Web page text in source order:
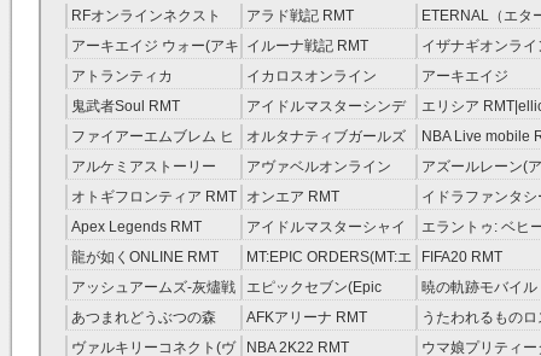
RFオンラインネクスト
RMT
アラド戦記 RMT
ETERNAL（エタ
RMT
アーキエイジ ウォー(アキ
ウオ) RMT
イルーナ戦記 RMT
イザナギオンライ
アトランティカ
RMT|Atlantica RMT
イカロスオンライン
RMT（予約制）
アーキエイジ
RMT|ArcheAge
約制）
鬼武者Soul RMT
アイドルマスターシンデ
レラガールズ(モバマス)
RMT
エリシア
RMT
ファイアーエムブレム ヒ
ーローズ(FEヒーローズ)
RMT
オルタナティブガールズ
RMT
NBA Live mobile
アルケミアストーリー
（アルスト） RMT
アヴァベルオンライン
RMT
アズールレーン(
RMT
オトギフロンティア RMT オンエア RMT
イドラファンタシ
ーサーガ RMT
Apex Legends RMT
アイドルマスターシャイ
ニーカラーズ(シャニマス)
RMT
エラントゥ: ベヒ
ピリット RMT
龍が如くONLINE RMT
MT:EPIC ORDERS(MT:エ
ピック・オーダーズ)
RMT
FIFA20 RMT
アッシュアームズ‐灰燼戦
線 RMT
エピックセブン(Epic
Seven) RMT
暁の軌跡モバイル
伝説 ） RMT
あつまれどうぶつの森
RMT
AFKアリーナ RMT
うたわれるもの
ラグ(ロスフラ)
ヴァルキリーコネクト(ヴ NBA 2K22 RMT ウマ娘プリティー